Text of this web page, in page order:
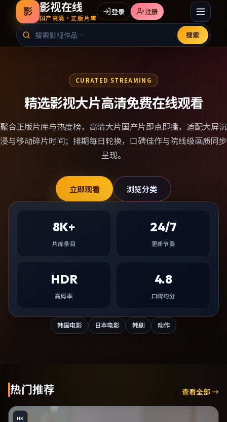
影 影视在线
国产高清·正版片库
搜索
登录 注册
CURATED STREAMING
精选影视大片高清免费在线观看
聚合正版片库与热度榜， 高清大片国产片即点即播，适配大屏沉
浸与移动碎片时间；排期每日轮换，口碑佳作与院线级画质同步
呈现。
立即观看 浏览分类
8K+
片库条目
24/7
更新节奏
HDR
高码率
4.8
口碑均分
韩国电影 日本电影 韩剧 动作
热门推荐 查看全部 →
HK